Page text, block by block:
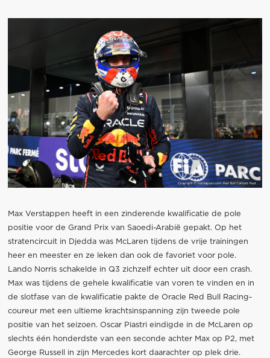
Max Verstappen heeft in een zinderende kwalificatie de pole
positie voor de Grand Prix van Saoedi-Arabië gepakt. Op het
stratencircuit in Djedda was McLaren tijdens de vrije trainingen
heer en meester en ze leken dan ook de favoriet voor pole.
Lando Norris schakelde in Q3 zichzelf echter uit door een crash.
Max was tijdens de gehele kwalificatie van voren te vinden en in
de slotfase van de kwalificatie pakte de Oracle Red Bull Racing-
coureur met een ultieme krachtsinspanning zijn tweede pole
positie van het seizoen. Oscar Piastri eindigde in de McLaren op
slechts één honderdste van een seconde achter Max op P2, met
George Russell in zijn Mercedes kort daarachter op plek drie.